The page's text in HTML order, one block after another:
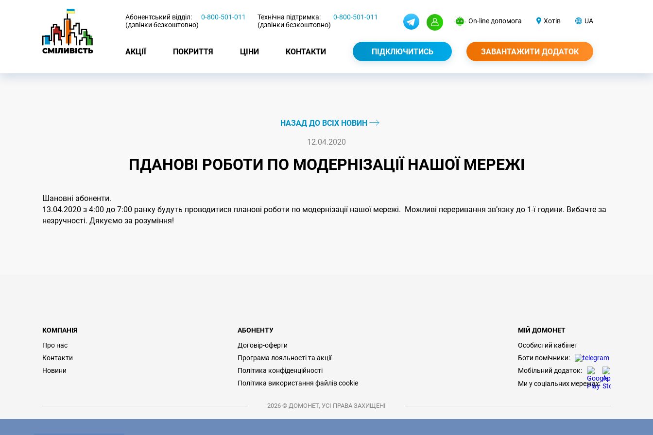
Абонентський відділ:
(дзвінки безкоштовно)
0-800-501-011
Технічна підтримка:
(дзвінки безкоштовно)
0-800-501-011 On-line допомога Хотів UA
АКЦІЇ ПОКРИТТЯ ЦІНИ КОНТАКТИ ПІДКЛЮЧИТИСЬ ЗАВАНТАЖИТИ ДОДАТОК
НАЗАД ДО ВСІХ НОВИН
12.04.2020
ПДАНОВІ РОБОТИ ПО МОДЕРНІЗАЦІЇ НАШОЇ МЕРЕЖІ
Шановні абоненти.
13.04.2020 з 4:00 до 7:00 ранку будуть проводитися планові роботи по модернізації нашої мережі. Можливі переривання звʼязку до 1-ї години. Вибачте за
незручності. Дякуємо за розуміння!
КОМПАНІЯ
Про нас
Контакти
Новини
АБОНЕНТУ
Договір-оферти
Програма лояльності та акції
Політика конфіденційності
Політика використання файлів cookie
МІЙ ДОМОНЕТ
Особистий кабінет
Боти помічники:
Мобільний додаток:
Ми у соціальних мережах:
2026 © ДОМОНЕТ, УСІ ПРАВА ЗАХИЩЕНІ